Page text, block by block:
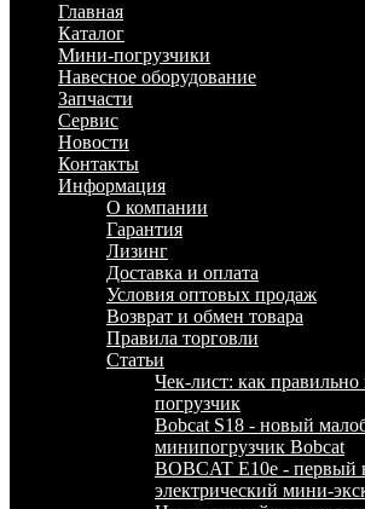
Главная
Каталог
Мини-погрузчики
Навесное оборудование
Запчасти
Сервис
Новости
Контакты
Информация
О компании
Гарантия
Лизинг
Доставка и оплата
Условия оптовых продаж
Возврат и обмен товара
Правила торговли
Статьи
Чек-лист: как
погрузчик
Bobcat S18 - новый
минипогрузчик Bobcat
BOBCAT E10e - первый
электрический мини-